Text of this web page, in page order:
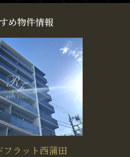
め物件情報
フラット西蒲田